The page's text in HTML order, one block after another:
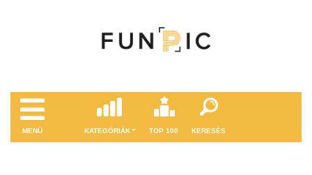
MENÜ KATEGÓRIÁK TOP 100 KERESÉS